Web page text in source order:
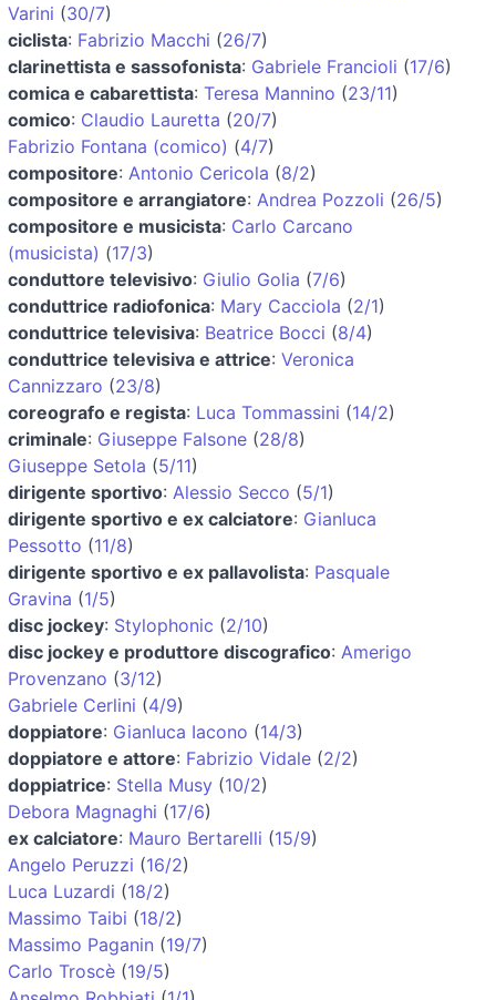
Varini (30/7)
ciclista: Fabrizio Macchi (26/7)
clarinettista e sassofonista: Gabriele Francioli (17/6)
comica e cabarettista: Teresa Mannino (23/11)
comico: Claudio Lauretta (20/7)
Fabrizio Fontana (comico) (4/7)
compositore: Antonio Cericola (8/2)
compositore e arrangiatore: Andrea Pozzoli (26/5)
compositore e musicista: Carlo Carcano
(musicista) (17/3)
conduttore televisivo: Giulio Golia (7/6)
conduttrice radiofonica: Mary Cacciola (2/1)
conduttrice televisiva: Beatrice Bocci (8/4)
conduttrice televisiva e attrice: Veronica
Cannizzaro (23/8)
coreografo e regista: Luca Tommassini (14/2)
criminale: Giuseppe Falsone (28/8)
Giuseppe Setola (5/11)
dirigente sportivo: Alessio Secco (5/1)
dirigente sportivo e ex calciatore: Gianluca
Pessotto (11/8)
dirigente sportivo e ex pallavolista: Pasquale
Gravina (1/5)
disc jockey: Stylophonic (2/10)
disc jockey e produttore discografico: Amerigo
Provenzano (3/12)
Gabriele Cerlini (4/9)
doppiatore: Gianluca Iacono (14/3)
doppiatore e attore: Fabrizio Vidale (2/2)
doppiatrice: Stella Musy (10/2)
Debora Magnaghi (17/6)
ex calciatore: Mauro Bertarelli (15/9)
Angelo Peruzzi (16/2)
Luca Luzardi (18/2)
Massimo Taibi (18/2)
Massimo Paganin (19/7)
Carlo Troscè (19/5)